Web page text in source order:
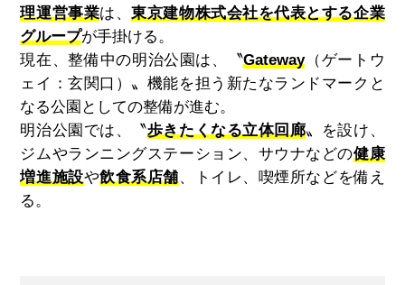
理運営事業は、東京建物株式会社を代表とする企業
グループが手掛ける。
現在、整備中の明治公園は、〝Gateway（ゲートウ
ェイ：玄関口）〟機能を担う新たなランドマークと
なる公園としての整備が進む。
明治公園では、〝歩きたくなる立体回廊〟を設け、
ジムやランニングステーション、サウナなどの健康
増進施設や飲食系店舗、トイレ、喫煙所などを備え
る。